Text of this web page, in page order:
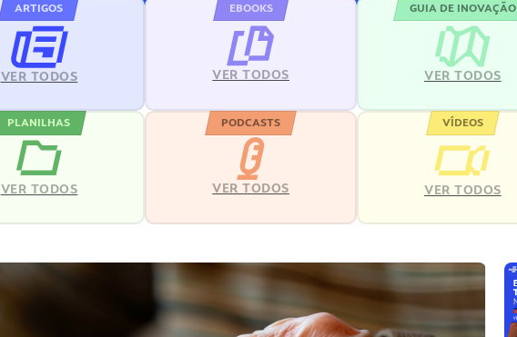
ARTIGOS
VER TODOS
EBOOKS
VER TODOS
GUIA DE INOVAÇÃO
VER TODOS
PLANILHAS
VER TODOS
PODCASTS
VER TODOS
VÍDEOS
VER TODOS